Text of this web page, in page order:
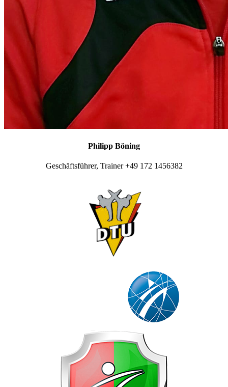
Philipp Böning
Geschäftsführer, Trainer +49 172 1456382